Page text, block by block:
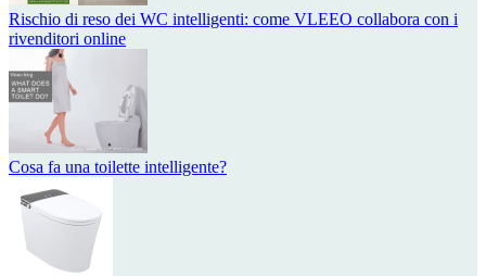
Rischio di reso dei WC intelligenti: come VLEEO collabora con i
rivenditori online
Cosa fa una toilette intelligente?